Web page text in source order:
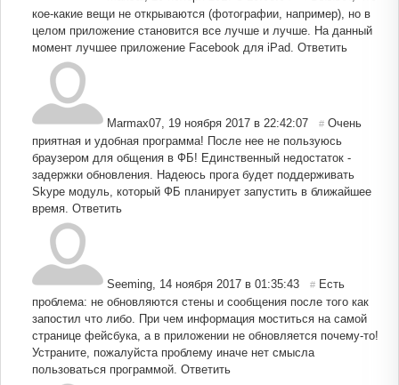
кое-какие вещи не открываются (фотографии, например), но в
целом приложение становится все лучше и лучше. На данный
момент лучшее приложение Facebook для iPad. Ответить
Marmax07 19 ноября 2017 в 22:42:07 # Очень
приятная и удобная программа! После нее не пользуюсь
браузером для общения в ФБ! Единственный недостаток -
задержки обновления. Надеюсь прога будет поддерживать
Skype модуль, который ФБ планирует запустить в ближайшее
время. Ответить
Seeming 14 ноября 2017 в 01:35:43 # Есть
проблема: не обновляются стены и сообщения после того как
запостил что либо. При чем информация моститься на самой
странице фейсбука, а в приложении не обновляется почему-то!
Устраните, пожалуйста проблему иначе нет смысла
пользоваться программой. Ответить